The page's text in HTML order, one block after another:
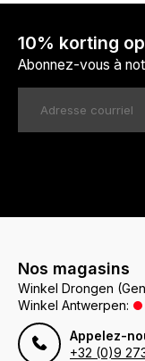
10% korting
Abonnez-vous à
Nos magasins
Winkel Drongen
Winkel Antwerpen:
Appelez-
+32 (0)9